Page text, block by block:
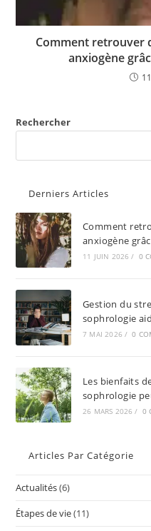
Comment retrouver
anxiogène
Rechercher
Derniers Articles
Comment
anxiogène
11 JUIN 2026 / 0
Gestion du
sophrologie
7 MAI 2026 / 0
Les bienfaits
sophrologie
26 MARS 2026 / 0
Articles Par Catégorie
Actualités(6)
Étapes de vie(11)